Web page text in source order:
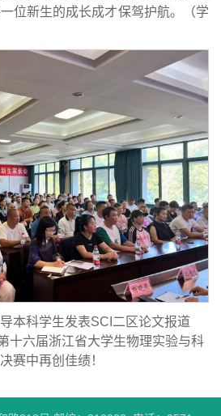
位新生的成长成才保驾护航。（学
本科学生发表SCI二区论文报道
十六届浙江省大学生物理实验与科
赛中再创佳绩！